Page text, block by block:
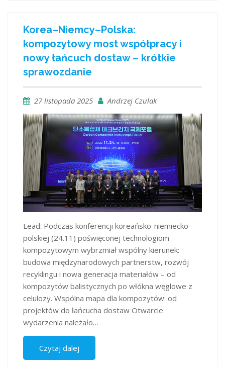
Korea–Niemcy–Polska:
kompozytowy most współpracy i
nowy łańcuch dostaw – krótkie
sprawozdanie
27 listopada 2025 Andrzej Czulak
Lead: Podczas konferencji koreańsko-niemiecko-
polskiej (24.11) poświęconej technologiom
kompozytowym wybrzmiał wspólny kierunek:
budowa międzynarodowych partnerstw, rozwój
recyklingu i nowa generacja materiałów – od
kompozytów balistycznych po włókna węglowe z
celulozy. Wspólna mapa dla kompozytów: od
projektów do łańcucha dostaw Otwarcie
wydarzenia należało…
Czytaj dalej